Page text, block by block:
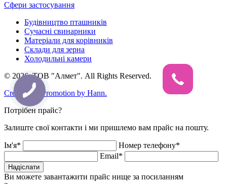
Сфери застосування
Будівництво пташників
Сучасні свинарники
Матеріали для корівників
Склади для зерна
Холодильні камери
© 2026, ТОВ "Алмет". All Rights Reserved.
Creation & Promotion by Hann.
Потрібен прайс?
Залиште свої контакти і ми пришлемо вам прайс на пошту.
Ім'я*
Номер телефону*
Email*
Надіслати
Ви можете завантажити прайс нище за посиланням